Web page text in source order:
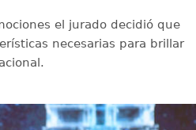
el jurado decidió que
necesarias para brillar